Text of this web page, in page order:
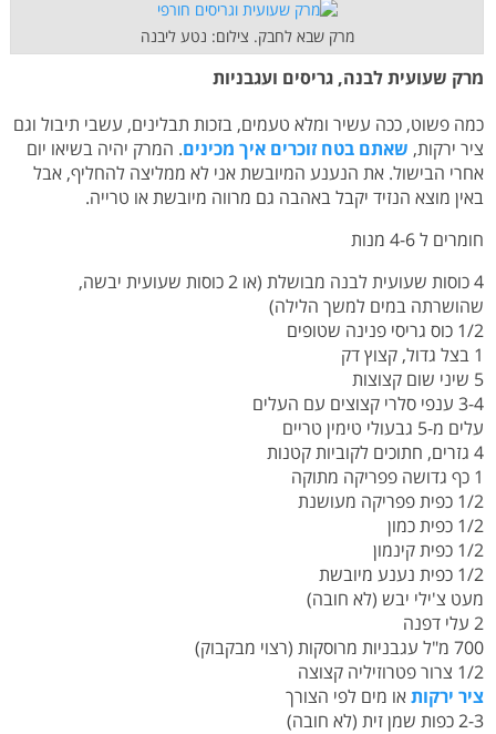
מרק שבא לחבק. צילום: נטע ליבנה
מרק שעועית לבנה, גריסים ועגבניות
כמה פשוט, ככה עשיר ומלא טעמים, בזכות תבלינים, עשבי תיבול וגם
ציר ירקות, שאתם בטח זוכרים איך מכינים. המרק יהיה בשיאו יום
אחרי הבישול. את הנענע המיובשת אני לא ממליצה להחליף, אבל
באין מוצא הנזיד יקבל באהבה גם מרווה מיובשת או טרייה.
חומרים ל 4-6 מנות
4 כוסות שעועית לבנה מבושלת (או 2 כוסות שעועית יבשה,
שהושרתה במים למשך הלילה)
1/2 כוס גריסי פנינה שטופים
1 בצל גדול, קצוץ דק
5 שיני שום קצוצות
3-4 ענפי סלרי קצוצים עם העלים
עלים מ-5 גבעולי טימין טריים
4 גזרים, חתוכים לקוביות קטנות
1 כף גדושה פפריקה מתוקה
1/2 כפית פפריקה מעושנת
1/2 כפית כמון
1/2 כפית קינמון
1/2 כפית נענע מיובשת
מעט צ'ילי יבש (לא חובה)
2 עלי דפנה
700 מ"ל עגבניות מרוסקות (רצוי מבקבוק)
1/2 צרור פטרוזיליה קצוצה
ציר ירקותאו מים לפי הצורך
2-3 כפות שמן זית (לא חובה)